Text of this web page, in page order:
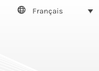
Français